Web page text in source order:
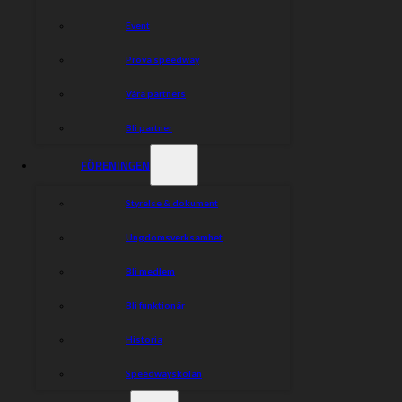
Event
Prova speedway
Våra partners
Bli partner
FÖRENINGEN
Styrelse & dokument
Ungdomsverksamhet
Bli medlem
Bli funktionär
Historia
Speedwayskolan